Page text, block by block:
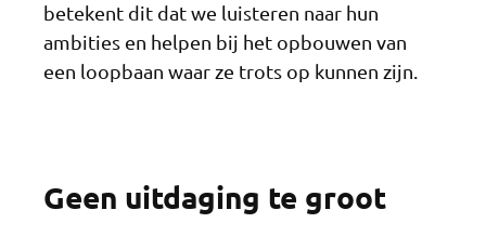
betekent dit dat we luisteren naar hun
ambities en helpen bij het opbouwen van
een loopbaan waar ze trots op kunnen zijn.
Geen uitdaging te groot